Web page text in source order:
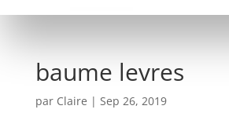
baume levres
par Claire | Sep 26, 2019